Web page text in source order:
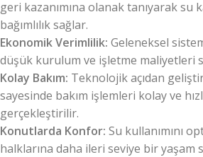
geri kazanımına olanak tanıyarak su
bağımlılık sağlar.
Ekonomik Verimlilik: Geleneksel
düşük kurulum ve işletme maliyetleri
Kolay Bakım: Teknolojik açıdan
sayesinde bakım işlemleri kolay ve
gerçekleştirilir.
Konutlarda Konfor: Su kullanımını
halklarına daha ileri seviye bir yaşam